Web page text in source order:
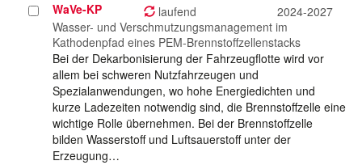
Projekt
auswählen
WaVe-KP laufend
2024-2027
Wasser- und Verschmutzungsmanagement im
Kathodenpfad eines PEM-Brennstoffzellenstacks
Bei der Dekarbonisierung der Fahrzeugflotte wird vor
allem bei schweren Nutzfahrzeugen und
Spezialanwendungen, wo hohe Energiedichten und
kurze Ladezeiten notwendig sind, die Brennstoffzelle eine
wichtige Rolle übernehmen. Bei der Brennstoffzelle
bilden Wasserstoff und Luftsauerstoff unter der
Erzeugung…